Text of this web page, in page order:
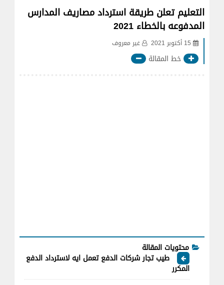
التعليم تعلن طريقة استرداد مصاريف المدارس
المدفوعه بالخطاء 2021
15 أكتوبر 2021 غير معروف
خط المقالة
محتويات المقالة
طيب تجار شركات الدفع تعمل ايه لاسترداد الدفع
المكرر